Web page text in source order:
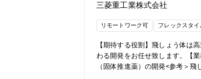
三菱重工業株式会社
リモートワーク可 フレックスタ
【期待する役割】飛しょう体は
わる開発をお任せ致します。【
（固体推進薬）の開発<参考＞